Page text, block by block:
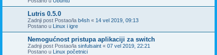
Lutris 0.5.0
Zadnji post Postao/la b4sh « 14 vel 2019, 09:13
Postano u Linux i igre
Nemogućnost pristupa aplikaciji za switch
Zadnji post Postao/la sinfulsaint « 07 vel 2019, 22:21
Postano u Linux početnici